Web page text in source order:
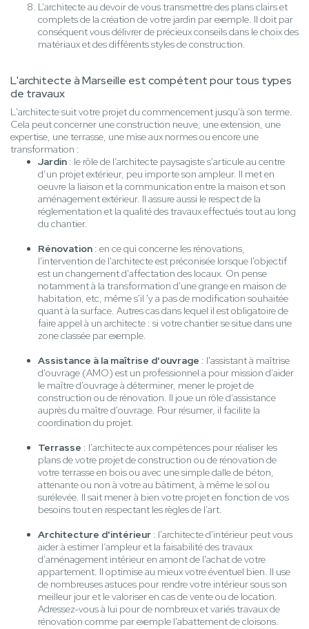
L’architecte au devoir de vous transmettre des plans clairs et
complets de la création de votre jardin par exemple. Il doit par
conséquent vous délivrer de précieux conseils dans le choix des
matériaux et des différents styles de construction.
L'architecte à Marseille est compétent pour tous types
de travaux
L'architecte suit votre projet du commencement jusqu'à son terme.
Cela peut concerner une construction neuve, une extension, une
expertise, une terrasse, une mise aux normes ou encore une
transformation :
Jardin : le rôle de l’architecte paysagiste s'articule au centre
d’un projet extérieur, peu importe son ampleur. Il met en
oeuvre la liaison et la communication entre la maison et son
aménagement extérieur. Il assure aussi le respect de la
réglementation et la qualité des travaux effectués tout au long
du chantier.
Rénovation : en ce qui concerne les rénovations,
l'intervention de l'architecte est préconisée lorsque l'objectif
est un changement d'affectation des locaux. On pense
notamment à la transformation d'une grange en maison de
habitation, etc, même s'il 'y a pas de modification souhaitée
quant à la surface. Autres cas dans lequel il est obligatoire de
faire appel à un architecte : si votre chantier se situe dans une
zone classée par exemple.
Assistance à la maîtrise d'ouvrage : l'assistant à maîtrise
d'ouvrage (AMO) est un professionnel a pour mission d'aider
le maître d'ouvrage à déterminer, mener le projet de
construction ou de rénovation. Il joue un rôle d'assistance
auprès du maître d'ouvrage. Pour résumer, il facilite la
coordination du projet.
Terrasse : l'architecte aux compétences pour réaliser les
plans de votre projet de construction ou de rénovation de
votre terrasse en bois ou avec une simple dalle de béton,
attenante ou non à votre au bâtiment, à même le sol ou
surélevée. Il sait mener à bien votre projet en fonction de vos
besoins tout en respectant les règles de l’art.
Architecture d'intérieur : l'architecte d'intérieur peut vous
aider à estimer l’ampleur et la faisabilité des travaux
d’aménagement intérieur en amont de l'achat de votre
appartement. Il optimise au mieux votre éventuel bien. Il use
de nombreuses astuces pour rendre votre intérieur sous son
meilleur jour et le valoriser en cas de vente ou de location.
Adressez-vous à lui pour de nombreux et variés travaux de
rénovation comme par exemple l'abattement de cloisons.